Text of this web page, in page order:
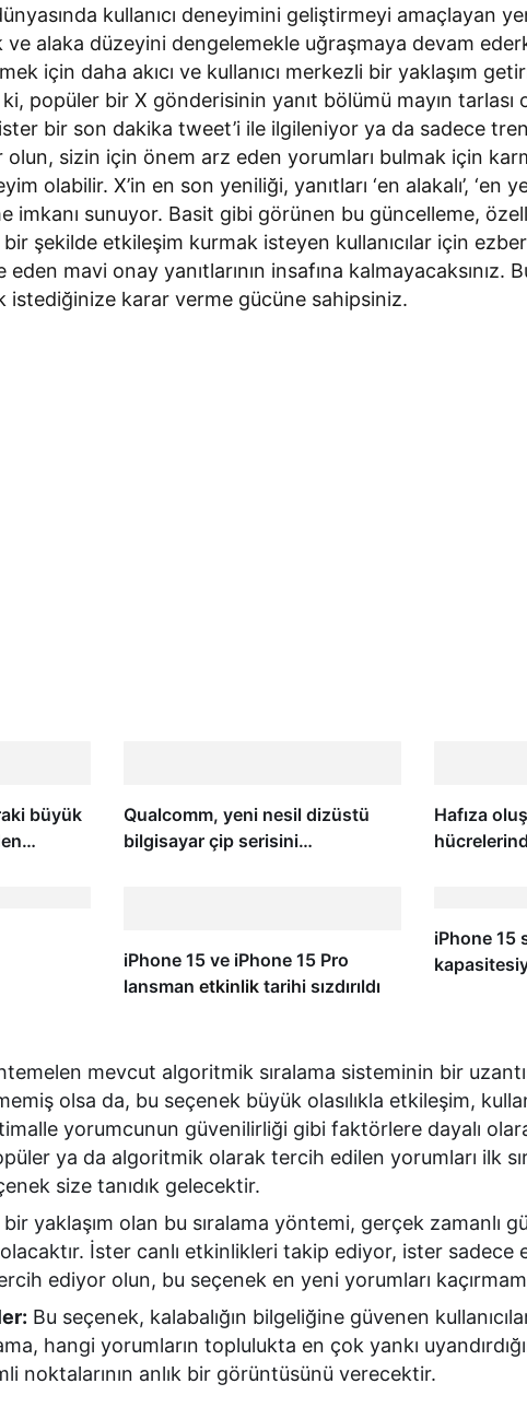
kullanıcı deneyimini geliştirmeyi amaçlayan
alaka düzeyini dengelemekle uğraşmaya devam
için daha akıcı ve kullanıcı merkezli bir yaklaşım
popüler bir X gönderisinin yanıt bölümü mayın tarlası
bir son dakika tweet’i ile ilgileniyor ya da sadece
olun, sizin için önem arz eden yorumları bulmak için
olabilir. X’in en son yeniliği, yanıtları ‘en alakalı’, ‘en
imkanı sunuyor. Basit gibi görünen bu güncelleme,
bir şekilde etkileşim kurmak isteyen kullanıcılar için
mavi onay yanıtlarının insafına kalmayacaksınız.
istediğinize karar verme gücüne sahipsiniz.
büyük
Qualcomm, yeni nesil dizüstü
bilgisayar çip serisini
Hafıza
iPhone 15 ve iPhone 15 Pro
lansman etkinliktarihi sızdırıldı
iPhone 15
mevcut algoritmik sıralama sisteminin bir
olsa da, bu seçenek büyük olasılıkla etkileşim,
yorumcunun güvenilirliği gibi faktörlere dayalı
ya da algoritmik olarak tercih edilen yorumları ilk
size tanıdık gelecektir.
yaklaşım olan bu sıralama yöntemi, gerçek zamanlı
İster canlı etkinlikleri takip ediyor, ister sadece
ediyor olun, bu seçenek en yeni yorumları
Bu seçenek, kalabalığın bilgeliğine güvenen
hangi yorumların toplulukta en çok yankı
noktalarının anlık bir görüntüsünü verecektir.